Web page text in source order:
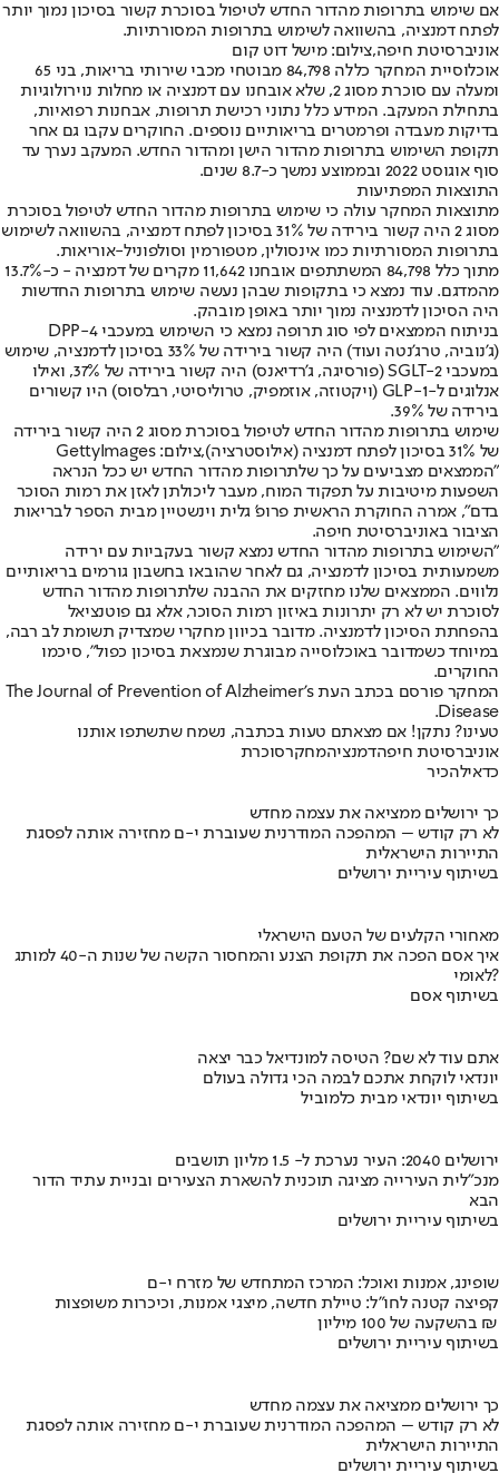
אם שימוש בתרופות מהדור החדש לטיפול בסוכרת קשור בסיכון נמוך יותר
לפתח דמנציה, בהשוואה לשימוש בתרופות המסורתיות.
אוניברסיטת חיפה,צילום: מישל דוט קום
אוכלוסיית המחקר כללה 84,798 מבוטחי מכבי שירותי בריאות, בני 65
ומעלה עם סוכרת מסוג 2, שלא אובחנו עם דמנציה או מחלות נוירולוגיות
בתחילת המעקב. המידע כלל נתוני רכישת תרופות, אבחנות רפואיות,
בדיקות מעבדה ופרמטרים בריאותיים נוספים. החוקרים עקבו גם אחר
תקופת השימוש בתרופות מהדור הישן ומהדור החדש. המעקב נערך עד
סוף אוגוסט 2022 ובממוצע נמשך כ-8.7 שנים.
התוצאות המפתיעות
מתוצאות המחקר עולה כי שימוש בתרופות מהדור החדש לטיפול בסוכרת
מסוג 2 היה קשור בירידה של 31% בסיכון לפתח דמנציה, בהשוואה לשימוש
בתרופות המסורתיות כמו אינסולין, מטפורמין וסולפוניל-אוריאות.
מתוך כלל 84,798 המשתתפים אובחנו 11,642 מקרים של דמנציה - כ-13.7%
מהמדגם. עוד נמצא כי בתקופות שבהן נעשה שימוש בתרופות החדשות
היה הסיכון לדמנציה נמוך יותר באופן מובהק.
בניתוח הממצאים לפי סוג תרופה נמצא כי השימוש במעכבי DPP-4
(ג'נוביה, טרג'נטה ועוד) היה קשור בירידה של 33% בסיכון לדמנציה, שימוש
במעכבי SGLT-2 (פורסיגה, ג'רדיאנס) היה קשור בירידה של 37%, ואילו
אנלוגים ל-GLP-1 (ויקטוזה, אוזמפיק, טרוליסיטי, רבלסוס) היו קשורים
בירידה של 39%.
שימוש בתרופות מהדור החדש לטיפול בסוכרת מסוג 2 היה קשור בירידה
של 31% בסיכון לפתח דמנציה (אילוסטרציה),צילום: GettyImages
"הממצאים מצביעים על כך שלתרופות מהדור החדש יש ככל הנראה
השפעות מיטיבות על תפקוד המוח, מעבר ליכולתן לאזן את רמות הסוכר
בדם", אמרה החוקרת הראשית פרופ' גלית וינשטיין מבית הספר לבריאות
הציבור באוניברסיטת חיפה.
"השימוש בתרופות מהדור החדש נמצא קשור בעקביות עם ירידה
משמעותית בסיכון לדמנציה, גם לאחר שהובאו בחשבון גורמים בריאותיים
נלווים. הממצאים שלנו מחזקים את ההבנה שלתרופות מהדור החדש
לסוכרת יש לא רק יתרונות באיזון רמות הסוכר, אלא גם פוטנציאל
בהפחתת הסיכון לדמנציה. מדובר בכיוון מחקרי שמצדיק תשומת לב רבה,
במיוחד כשמדובר באוכלוסייה מבוגרת שנמצאת בסיכון כפול", סיכמו
החוקרים.
המחקר פורסם בכתב העת The Journal of Prevention of Alzheimer's
Disease.
טעינו? נתקן! אם מצאתם טעות בכתבה, נשמח שתשתפו אותנו
אוניברסיטת חיפהדמנציהמחקרסוכרת
כדאילהכיר
כך ירושלים ממציאה את עצמה מחדש
לא רק קודש – המהפכה המודרנית שעוברת י-ם מחזירה אותה לפסגת
התיירות הישראלית
בשיתוף עיריית ירושלים
מאחורי הקלעים של הטעם הישראלי
איך אסם הפכה את תקופת הצנע והמחסור הקשה של שנות ה-40 למותג
לאומי?
בשיתוף אסם
אתם עוד לא שם? הטיסה למונדיאל כבר יצאה
יונדאי לוקחת אתכם לבמה הכי גדולה בעולם
בשיתוף יונדאי מבית כלמוביל
ירושלים 2040: העיר נערכת ל- 1.5 מליון תושבים
מנכ"לית העירייה מציגה תוכנית להשארת הצעירים ובניית עתיד הדור
הבא
בשיתוף עיריית ירושלים
שופינג, אמנות ואוכל: המרכז המתחדש של מזרח י-ם
קפיצה קטנה לחו"ל: טיילת חדשה, מיצגי אמנות, וכיכרות משופצות
בהשקעה של 100 מיליון ₪
בשיתוף עיריית ירושלים
כך ירושלים ממציאה את עצמה מחדש
לא רק קודש – המהפכה המודרנית שעוברת י-ם מחזירה אותה לפסגת
התיירות הישראלית
בשיתוף עיריית ירושלים